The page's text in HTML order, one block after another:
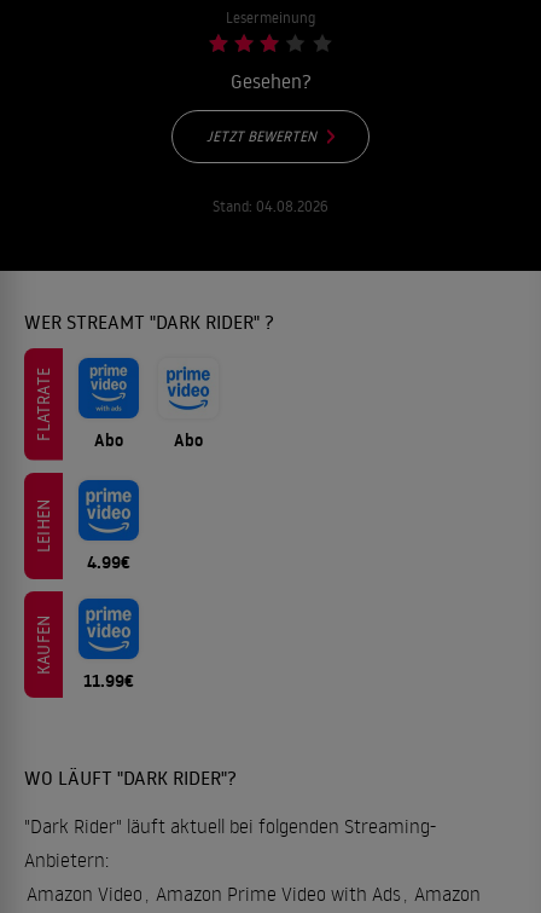
Lesermeinung
Gesehen?
JETZT BEWERTEN
Stand: 04.08.2026
WER STREAMT "DARK RIDER" ?
FLATRATE Abo Abo
LEIHEN
4.99€
KAUFEN
11.99€
WO LÄUFT "DARK RIDER"?
"Dark Rider" läuft aktuell bei folgenden Streaming-
Anbietern:
Amazon Video
Amazon Prime Video with Ads Amazon